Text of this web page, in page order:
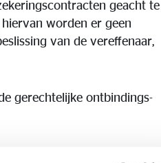
geacht te
worden er geen
van de vereffenaar,
gerechtelijke ontbindings-